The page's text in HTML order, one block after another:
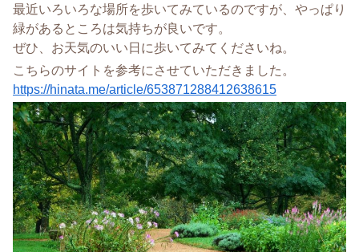
最近いろいろな場所を歩いてみているのですが、やっぱり
緑があるところは気持ちが良いです。
ぜひ、お天気のいい日に歩いてみてくださいね。
こちらのサイトを参考にさせていただきました。
https://hinata.me/article/653871288412638615